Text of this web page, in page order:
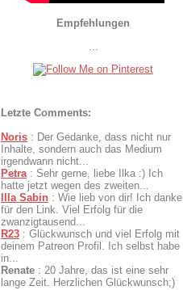
Empfehlungen
Letzte Comments:
Noris : Der Gedanke, dass nicht nur
Inhalte, sondern auch das Medium
irgendwann nicht...
Petra : Sehr gerne, liebe Ilka :) Ich
hatte jetzt wegen des zweiten...
Illa Sabin : Wie lieb von dir! Ich danke
für den Link. Viel Erfolg für die
zwanzigtausend...
R23 : Glückwunsch und viel Erfolg mit
deinem Patreon Profil. Ich selbst habe
in...
Renate : 20 Jahre, das ist eine sehr
lange Zeit. Herzlichen Glückwunsch;)